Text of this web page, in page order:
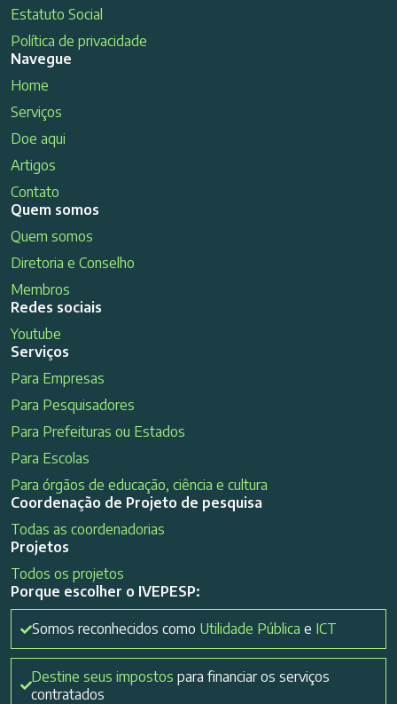
Estatuto Social
Política de privacidade
Navegue
Home
Serviços
Doe aqui
Artigos
Contato
Quem somos
Quem somos
Diretoria e Conselho
Membros
Redes sociais
Youtube
Serviços
Para Empresas
Para Pesquisadores
Para Prefeituras ou Estados
Para Escolas
Para órgãos de educação, ciência e cultura
Coordenação de Projeto de pesquisa
Todas as coordenadorias
Projetos
Todos os projetos
Porque escolher o IVEPESP:
Somos reconhecidos como Utilidade Pública e ICT
Destine seus impostos para financiar os serviços
contratados